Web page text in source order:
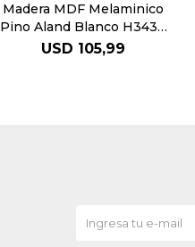
Madera MDF Melaminico
Pino Aland Blanco H3430
EGGER 18mm
USD 105,99